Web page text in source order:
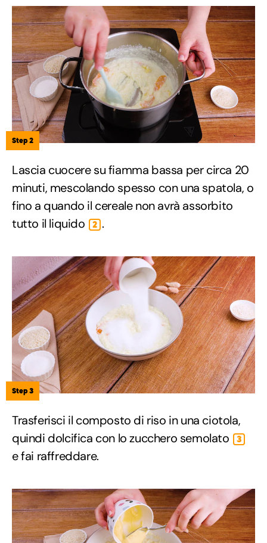
Step 2
Lascia cuocere su fiamma bassa per circa 20
minuti, mescolando spesso con una spatola, o
fino a quando il cereale non avrà assorbito
tutto il liquido
2 .
Step 3
Trasferisci il composto di riso in una ciotola,
quindi dolcifica con lo zucchero semolato
3
e fai raffreddare.